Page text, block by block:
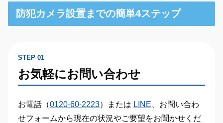
防犯カメラ設置までの簡単4ステップ
STEP 01
お気軽にお問い合わせ
お電話（0120-60-2223）または LINE 、お問い合わ
せフォームから現在の状況やご要望をお聞かせくだ